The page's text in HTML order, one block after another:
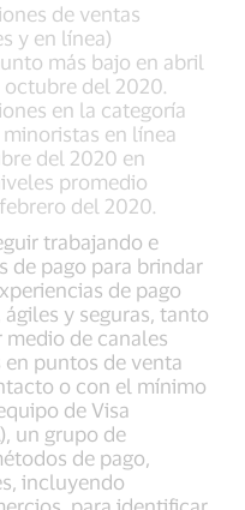
de ventas
y en línea)
más bajo en abril
del 2020.
en la categoría
en línea
del 2020 en
promedio
del 2020.
trabajando e
de pago para brindar
de pago
y seguras, tanto
de canales
puntos de venta
o con el mínimo
de Visa
un grupo de
de pago,
incluyendo